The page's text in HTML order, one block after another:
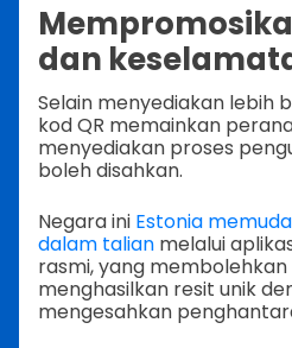
dan
Selain menyediakan lebih
kod QR memainkan
menyediakan proses
boleh disahkan.
Negara ini Estonia
dalam talian melalui
rasmi, yang
menghasilkan resit unik
mengesahkan